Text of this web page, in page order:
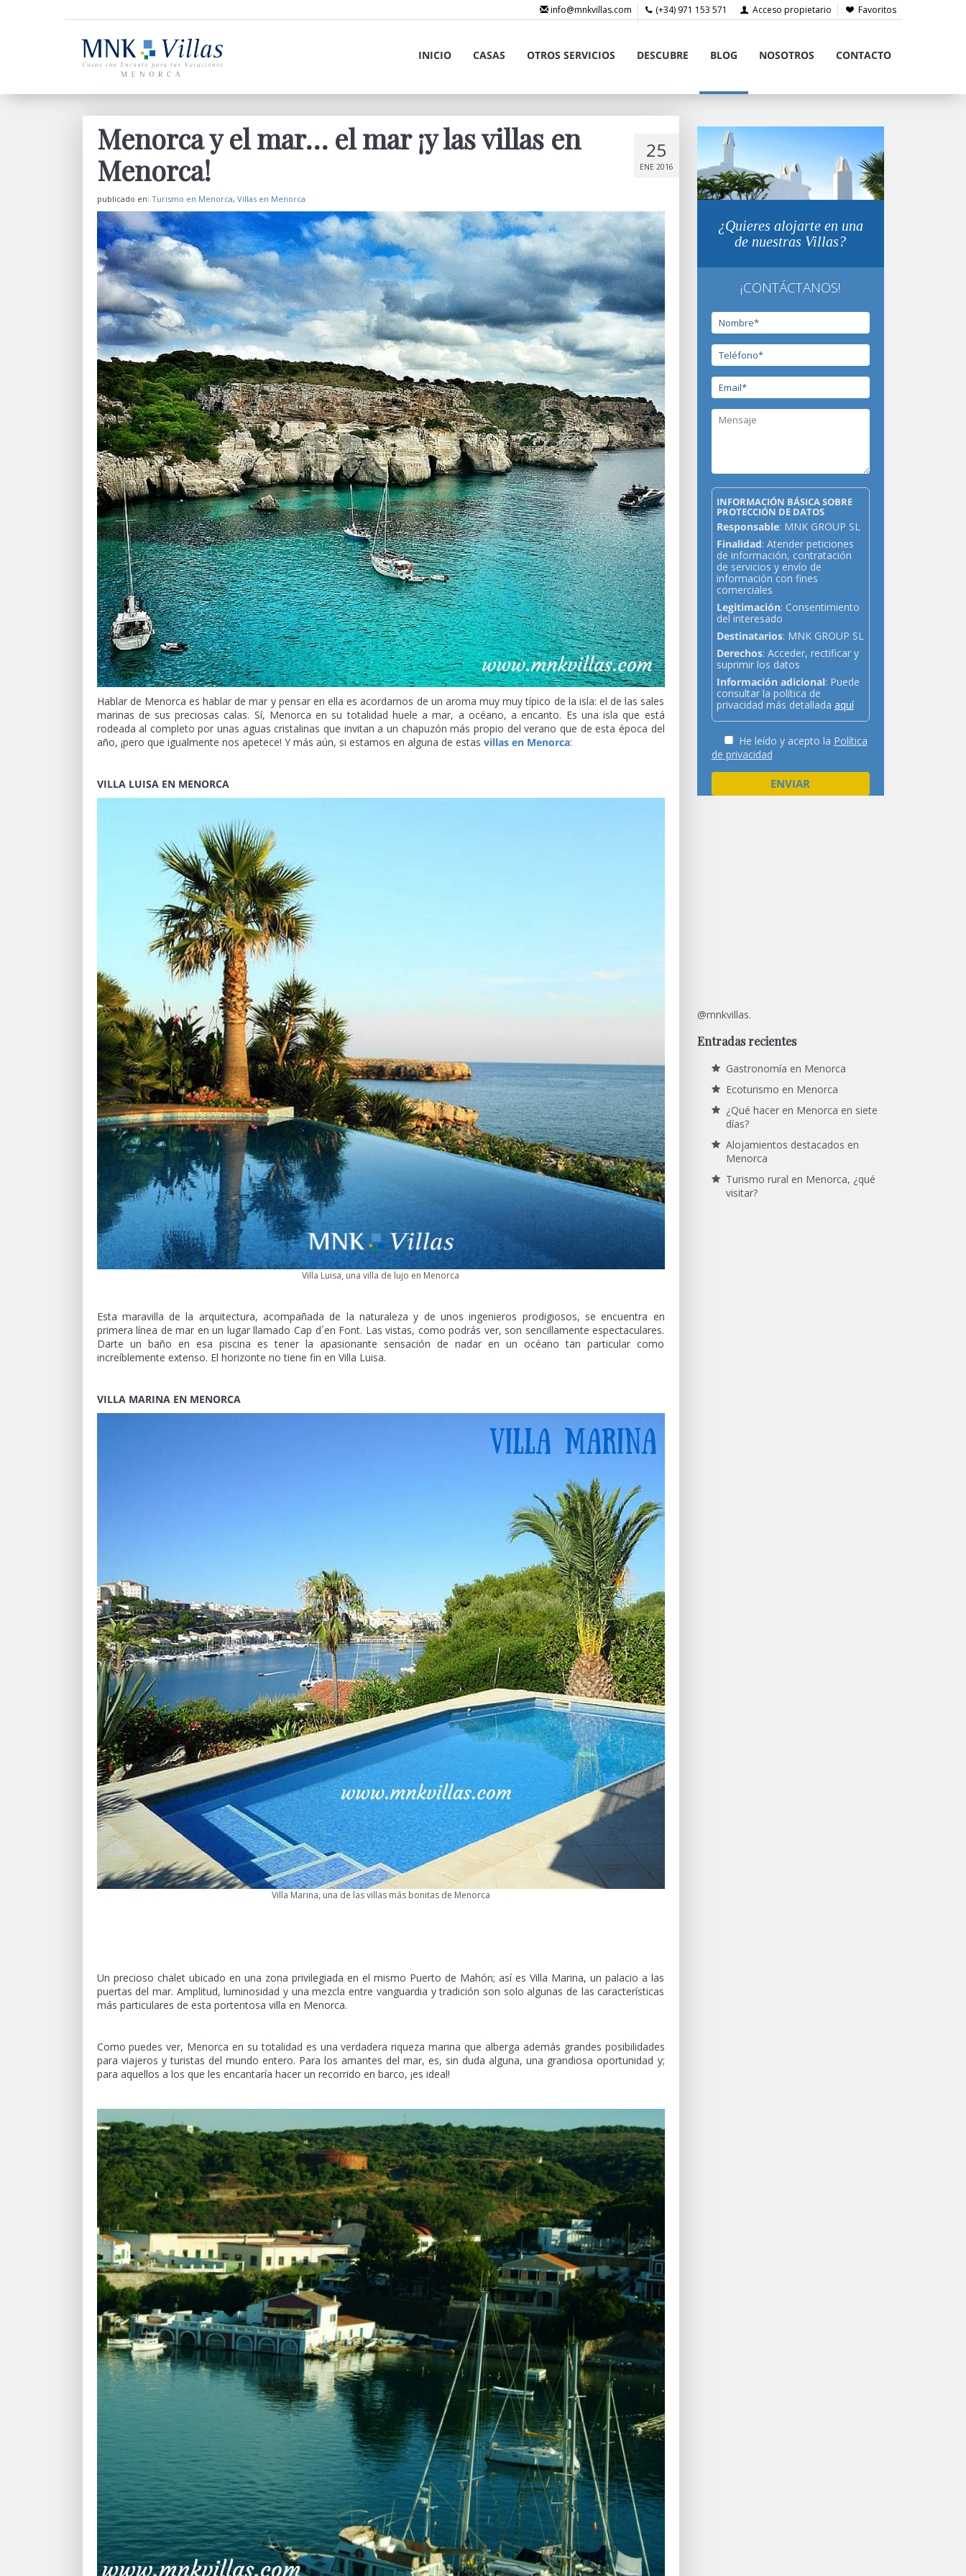
Favoritos
Acceso propietario
(+34) 971 153 571
info@mnkvillas.com
INICIO CASAS OTROS SERVICIOS DESCUBRE BLOG NOSOTROS CONTACTO
25
ENE 2016
Menorca y el mar… el mar ¡y las villas en
Menorca!
publicado en: Turismo en Menorca, Villas en Menorca
Hablar de Menorca es hablar de mar y pensar en ella es acordarnos de un aroma muy muy típico de la isla: el de las sales
marinas de sus preciosas calas. Sí, Menorca en su totalidad huele a mar, a océano, a encanto. Es una isla que está
rodeada al completo por unas aguas cristalinas que invitan a un chapuzón más propio del verano que de esta época del
año, ¡pero que igualmente nos apetece! Y más aún, si estamos en alguna de estas villas en Menorca:
VILLA LUISA EN MENORCA
Villa Luisa, una villa de lujo en Menorca
Esta maravilla de la arquitectura, acompañada de la naturaleza y de unos ingenieros prodigiosos, se encuentra en
primera línea de mar en un lugar llamado Cap d´en Font. Las vistas, como podrás ver, son sencillamente espectaculares.
Darte un baño en esa piscina es tener la apasionante sensación de nadar en un océano tan particular como
increíblemente extenso. El horizonte no tiene fin en Villa Luisa.
VILLA MARINA EN MENORCA
Villa Marina, una de las villas más bonitas de Menorca
Un precioso chalet ubicado en una zona privilegiada en el mismo Puerto de Mahón; así es Villa Marina, un palacio a las
puertas del mar. Amplitud, luminosidad y una mezcla entre vanguardia y tradición son solo algunas de las características
más particulares de esta portentosa villa en Menorca.
Como puedes ver, Menorca en su totalidad es una verdadera riqueza marina que alberga además grandes posibilidades
para viajeros y turistas del mundo entero. Para los amantes del mar, es, sin duda alguna, una grandiosa oportunidad y;
para aquellos a los que les encantaría hacer un recorrido en barco, ¡es ideal!
¿Quieres alojarte en una
de nuestras Villas?
¡CONTÁCTANOS!
INFORMACIÓN BÁSICA SOBRE
PROTECCIÓN DE DATOS
Responsable: MNK GROUP SL
Finalidad: Atender peticiones
de información, contratación
de servicios y envío de
información con fines
comerciales
Legitimación: Consentimiento
del interesado
Destinatarios: MNK GROUP SL
Derechos: Acceder, rectificar y
suprimir los datos
Información adicional: Puede
consultar la política de
privacidad más detallada aquí
He leído y acepto la Política
de privacidad
@mnkvillas.
Entradas recientes
Gastronomía en Menorca
Ecoturismo en Menorca
¿Qué hacer en Menorca en siete
días?
Alojamientos destacados en
Menorca
Turismo rural en Menorca, ¿qué
visitar?